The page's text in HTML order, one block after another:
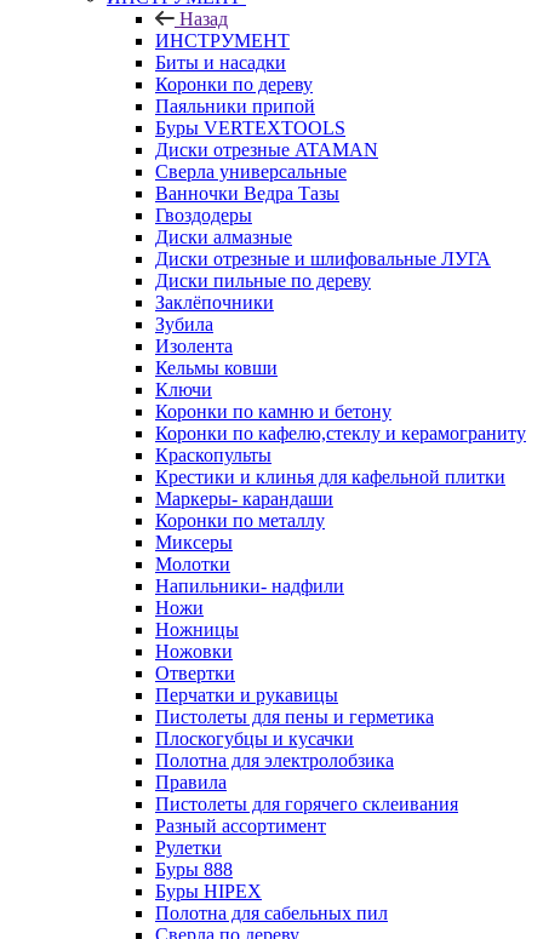
Назад
ИНСТРУМЕНТ
Биты и насадки
Коронки по дереву
Паяльники припой
Буры VERTEXTOOLS
Диски отрезные ATAMAN
Сверла универсальные
Ванночки Ведра Тазы
Гвоздодеры
Диски алмазные
Диски отрезные и шлифовальные ЛУГА
Диски пильные по дереву
Заклёпочники
Зубила
Изолента
Кельмы ковши
Ключи
Коронки по камню и бетону
Коронки по кафелю,стеклу и керамограниту
Краскопульты
Крестики и клинья для кафельной плитки
Маркеры- карандаши
Коронки по металлу
Миксеры
Молотки
Напильники- надфили
Ножи
Ножницы
Ножовки
Отвертки
Перчатки и рукавицы
Пистолеты для пены и герметика
Плоскогубцы и кусачки
Полотна для электролобзика
Правила
Пистолеты для горячего склеивания
Разный ассортимент
Рулетки
Буры 888
Буры HIPEX
Полотна для сабельных пил
Сверла по дереву